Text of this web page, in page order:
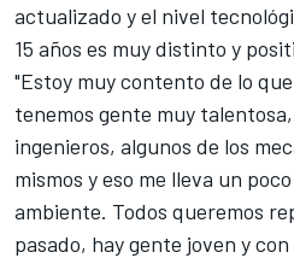
actualizado y el nivel
15 años es muy distinto y
"Estoy muy contento de lo
tenemos gente muy
ingenieros, algunos de los
mismos y eso me lleva un
ambiente. Todos queremos
pasado, hay gente joven y